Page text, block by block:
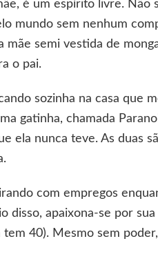
é um espírito livre.
mundo sem nenhum
mãe semi vestida de
o pai.
sozinha na casa que
gatinha, chamada
ela nunca teve. As duas
com empregos
disso, apaixona-se por
tem 40). Mesmo sem